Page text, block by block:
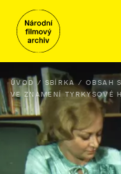
ÚVOD SBÍRKA OBSAH
VE ZNAMENÍ TYRKYSOVÉ